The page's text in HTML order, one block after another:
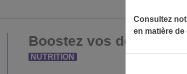
Boostez vos défenses
NUTRITION
Consultez
en matière